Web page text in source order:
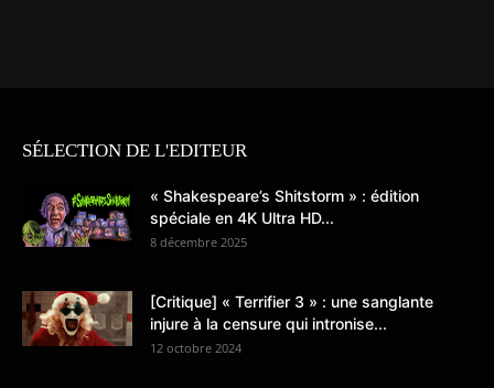
SÉLECTION DE L'EDITEUR
« Shakespeare’s Shitstorm » : édition
spéciale en 4K Ultra HD...
8 décembre 2025
[Critique] « Terrifier 3 » : une sanglante
injure à la censure qui intronise...
12 octobre 2024